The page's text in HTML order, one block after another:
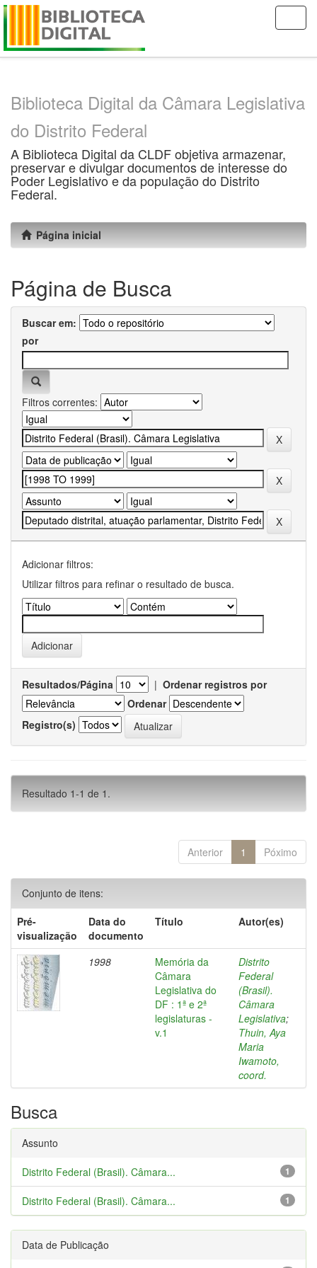
Skip
Biblioteca Digital da Câmara Legislativa
do Distrito Federal
A Biblioteca Digital da CLDF objetiva armazenar,
preservar e divulgar documentos de interesse do
Poder Legislativo e da população do Distrito
Federal.
Página inicial
Página de Busca
Buscar em:
por
Filtros correntes:
Adicionar filtros:
Utilizar filtros para refinar o resultado de busca.
Resultados/Página | Ordenar registros por
Ordenar
Registro(s)
Resultado 1-1 de 1.
Anterior 1 Póximo
Conjunto de itens:
Pré-
visualização
Data do
documento
Título Autor(es)
1998
Memória da
Câmara
Legislativa do
DF : 1ª e 2ª
legislaturas -
v.1
Distrito
Federal
(Brasil).
Câmara
Legislativa;
Thuin, Aya
Maria
Iwamoto,
coord.
Busca
Assunto
1
Distrito Federal (Brasil). Câmara...
1
Distrito Federal (Brasil). Câmara...
Data de Publicação